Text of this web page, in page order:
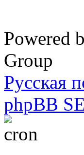
Powered
Group
Русская
phpBB